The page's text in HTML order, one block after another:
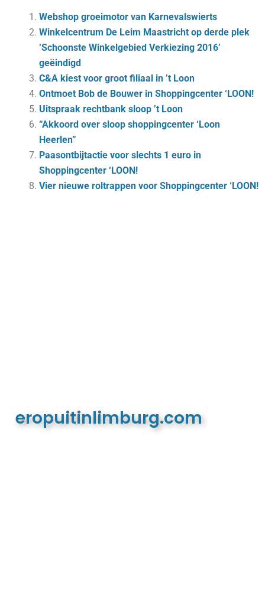
Webshop groeimotor van Karnevalswierts
Winkelcentrum De Leim Maastricht op derde plek
‘Schoonste Winkelgebied Verkiezing 2016’
geëindigd
C&A kiest voor groot filiaal in ’t Loon
Ontmoet Bob de Bouwer in Shoppingcenter ‘LOON!
Uitspraak rechtbank sloop ’t Loon
“Akkoord over sloop shoppingcenter ‘Loon
Heerlen”
Paasontbijtactie voor slechts 1 euro in
Shoppingcenter ‘LOON!
Vier nieuwe roltrappen voor Shoppingcenter ‘LOON!
eropuitinlimburg.com